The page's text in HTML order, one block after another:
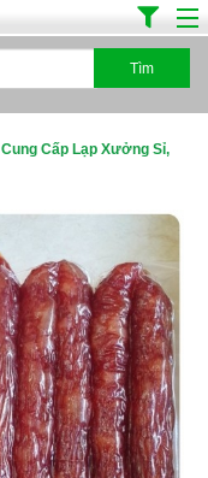
Cung Cấp Lạp Xưởng Sỉ,